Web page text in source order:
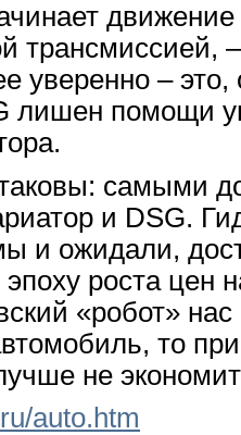
трансмиссией,
уверенно –
лишен помощи
таковы: самыми
и DSG.
и ожидали,
роста цен
«робот»
то
не
auto.htm